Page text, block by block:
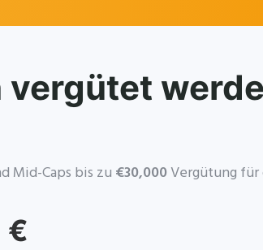
vergütet
Mid-Caps bis zu €30,000Vergütung für
€